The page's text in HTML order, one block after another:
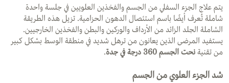
يتم علاج الجزء السفلي من الجسم والفخذين العلويين في جلسة واحدة
شاملة تُعرف أيضًا باسم استئصال الدهون الحزامية. تزيل هذه الطريقة
الشاملة الجلد الزائد من الأرداف والوركين والبطن والفخذين الخارجيين.
يستفيد المرضى الذين يعانون من ترهل شديد في منطقة الوسط بشكل كبير
من تقنيةنحت الجسم 360 درجة في جدة .
شد الجزء العلوي من الجسم